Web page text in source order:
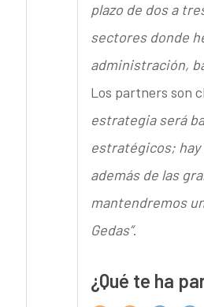
plazo de dos a
sectores donde
administración,
Los partners son
estrategia será
estratégicos; hay
además de las
mantendremos
Gedas”.
¿Qué te ha